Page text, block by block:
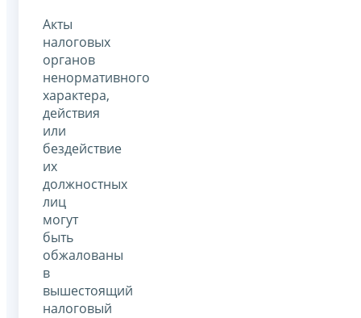
Акты
налоговых
органов
ненормативного
характера,
действия
или
бездействие
их
должностных
лиц
могут
быть
обжалованы
в
вышестоящий
налоговый